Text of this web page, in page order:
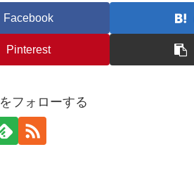
Facebook
Pinterest
フォローする